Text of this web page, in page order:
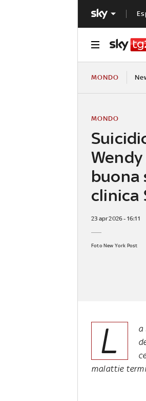
MONDO
buona
clinica
MONDO
23 apr 2026 - 16:11
Foto New York Post
L
a
malattie